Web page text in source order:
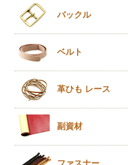
バックル
ベルト
革ひも レース
副資材